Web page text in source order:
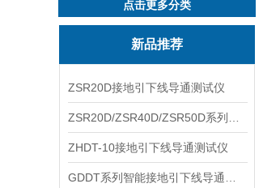
点击更多分类
新品推荐
ZSR20D接地引下线导通测试仪
ZHDT-10接地引下线导通测试仪